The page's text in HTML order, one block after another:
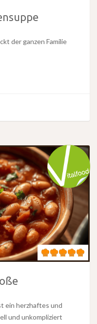
der ganzen Familie
ein herzhaftes und
und unkompliziert